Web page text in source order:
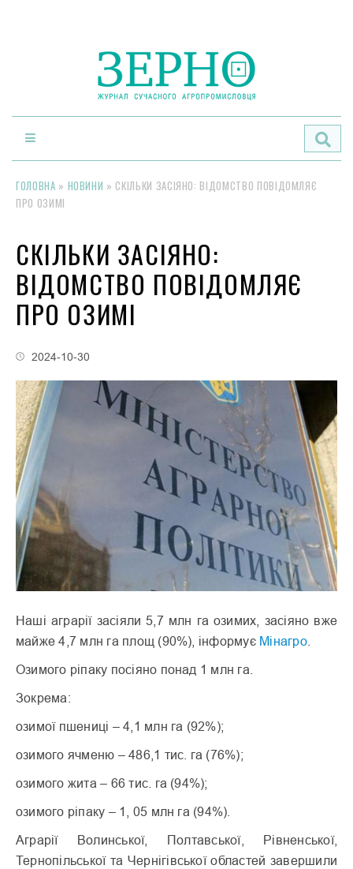
ГОЛОВНА » НОВИНИ » СКІЛЬКИ ЗАСІЯНО: ВІДОМСТВО ПОВІДОМЛЯЄ
ПРО ОЗИМІ
СКІЛЬКИ ЗАСІЯНО:
ВІДОМСТВО ПОВІДОМЛЯЄ
ПРО ОЗИМІ
2024-10-30
Наші аграрії засіяли 5,7 млн га озимих, засіяно вже
майже 4,7 млн га площ (90%), інформує Мінагро.
Озимого ріпаку посіяно понад 1 млн га.
Зокрема:
озимої пшениці – 4,1 млн га (92%);
озимого ячменю – 486,1 тис. га (76%);
озимого жита – 66 тис. га (94%);
озимого ріпаку – 1, 05 млн га (94%).
Аграрії Волинської, Полтавської, Рівненської,
Тернопільської та Чернігівської областей завершили